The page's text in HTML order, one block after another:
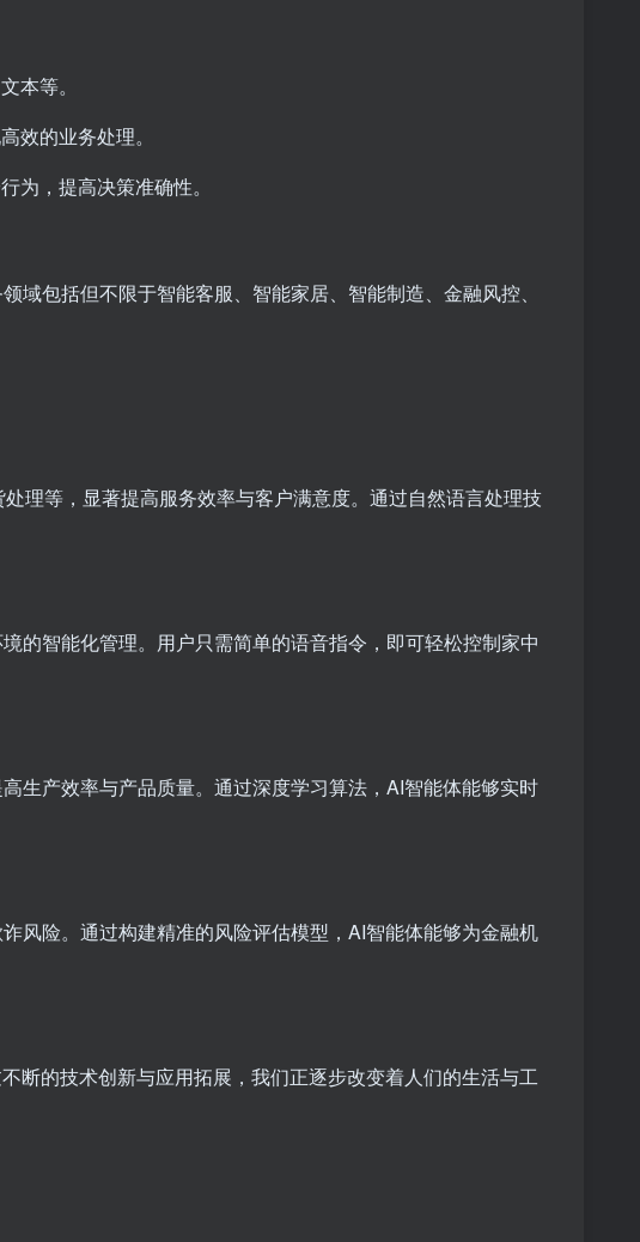
本等。
效的业务处理。
为，提高决策准确性。
包括但不限于智能客服、智能家居、智能制造、金融风控、
理等，显著提高服务效率与客户满意度。通过自然语言处理技
的智能化管理。用户只需简单的语音指令，即可轻松控制家中
生产效率与产品质量。通过深度学习算法，AI智能体能够实时
风险。通过构建精准的风险评估模型，AI智能体能够为金融机
断的技术创新与应用拓展，我们正逐步改变着人们的生活与工